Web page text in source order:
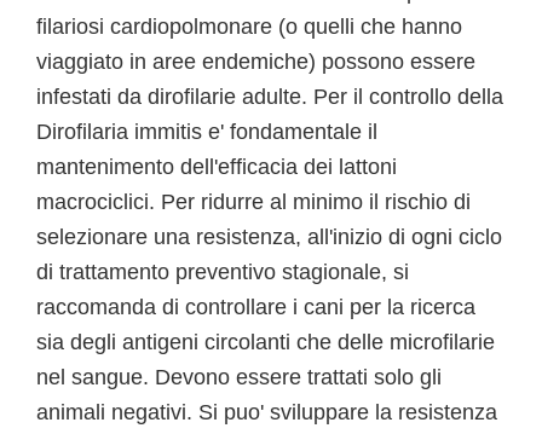
filariosi cardiopolmonare (o quelli che hanno
viaggiato in aree endemiche) possono essere
infestati da dirofilarie adulte. Per il controllo della
Dirofilaria immitis e' fondamentale il
mantenimento dell'efficacia dei lattoni
macrociclici. Per ridurre al minimo il rischio di
selezionare una resistenza, all'inizio di ogni ciclo
di trattamento preventivo stagionale, si
raccomanda di controllare i cani per la ricerca
sia degli antigeni circolanti che delle microfilarie
nel sangue. Devono essere trattati solo gli
animali negativi. Si puo' sviluppare la resistenza